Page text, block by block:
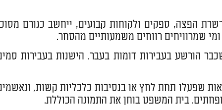
הפצה, ספקים ולקוחות קבועים, ייחשב כגורם
שמרוויחים רווחים משמעותיים מהסחר.
הורשע בעבירות דומות בעבר. הישנות בעבירות
שפעלו תחת לחץ או בנסיבות כלכליות קשות,
בית המשפט בוחן את התמונה הכוללת.